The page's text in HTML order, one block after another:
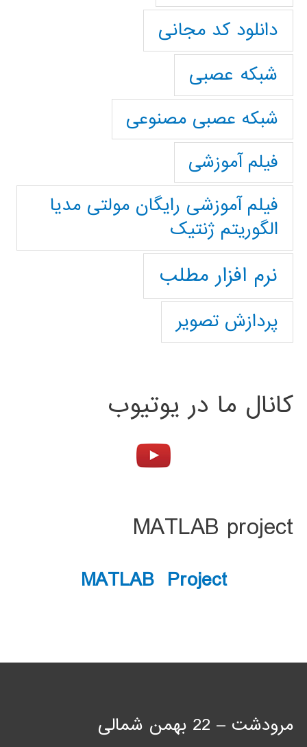
دانلود کد مجانی
شبکه عصبی
شبکه عصبی مصنوعی
فیلم آموزشی
فیلم آموزشی رایگان مولتی مدیا
الگوریتم ژنتیک
نرم افزار مطلب
پردازش تصویر
کانال ما در یوتیوب
MATLAB project
MATLAB Project
مرودشت – 22 بهمن شمالی